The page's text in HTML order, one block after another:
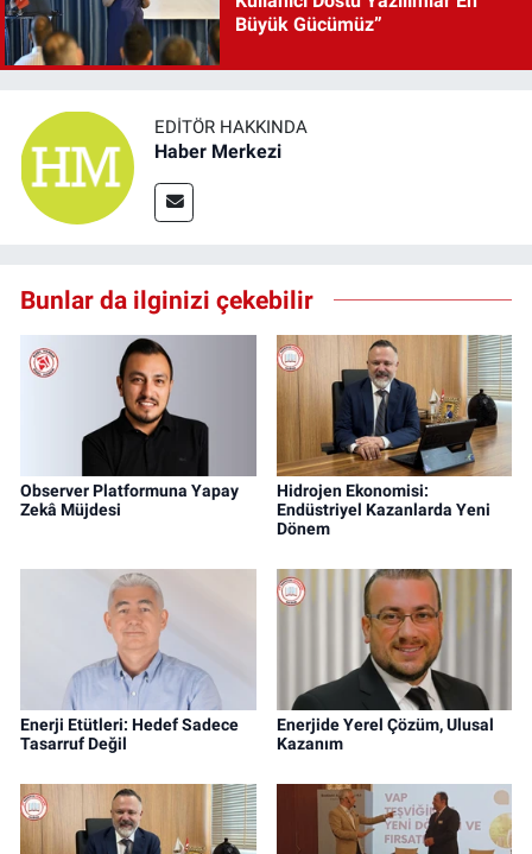
Büyük Gücümüz”
EDITÖR HAKKINDA
Haber Merkezi
Bunlar da ilginizi çekebilir
Observer Platformuna Yapay
Zekâ Müjdesi
Hidrojen Ekonomisi:
Endüstriyel Kazanlarda Yeni
Dönem
Enerji Etütleri: Hedef Sadece
Tasarruf Değil
Enerjide Yerel Çözüm, Ulusal
Kazanım